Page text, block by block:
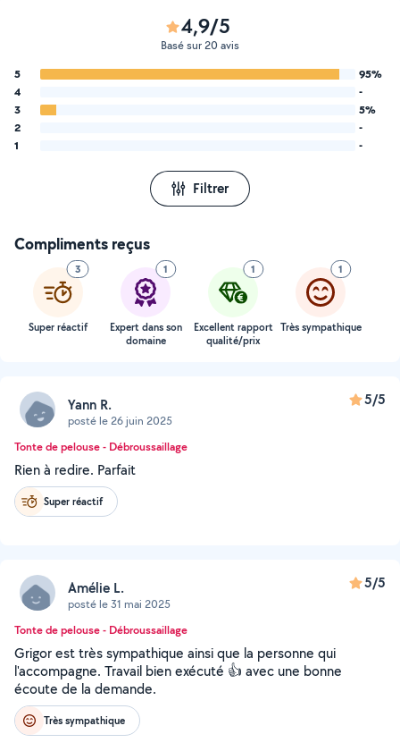
4,9/5
Basé sur 20 avis
5
95%
4
-
3
5%
2
-
1
-
Filtrer
Compliments reçus
3
Super réactif
1
Expert dans son
domaine
1
Excellent rapport
qualité/prix
1
Très sympathique
Yann R.
posté le 26 juin 2025
5/5
Tonte de pelouse - Débroussaillage
Rien à redire. Parfait
Super réactif
Amélie L.
posté le 31 mai 2025
5/5
Tonte de pelouse - Débroussaillage
Grigor est très sympathique ainsi que la personne qui
l'accompagne. Travail bien exécuté 👍 avec une bonne
écoute de la demande.
Très sympathique